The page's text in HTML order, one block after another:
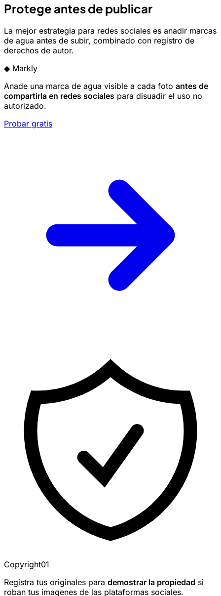
Protege antes de publicar
La mejor estrategia para redes sociales es anadir marcas
de agua antes de subir, combinado con registro de
derechos de autor.
◆ Markly
Anade una marca de agua visible a cada foto antes de
compartirla en redes sociales para disuadir el uso no
autorizado.
Probar gratis
Copyright01
Registra tus originales para demostrar la propiedad si
roban tus imagenes de las plataformas sociales.